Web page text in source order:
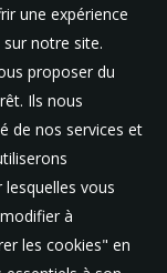
une expérience
notre site.
proposer du
Ils nous
de nos services et
vous
à
les cookies" en